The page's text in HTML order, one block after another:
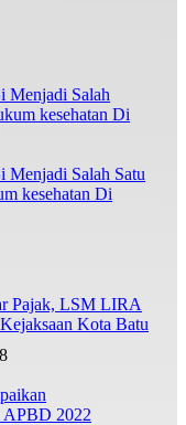
Salah Satu
kesehatan Di
Pajak, LSM LIRA
Kota Batu
APBD 2022